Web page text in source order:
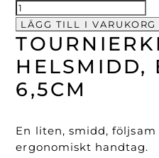
HELSMIDD,
6,5CM
En liten, smidd,
ergonomiskt handtag.
Tournierkniv
helsmidd,
enkelstål
mängd
LÄGG TILL I VARUKORG